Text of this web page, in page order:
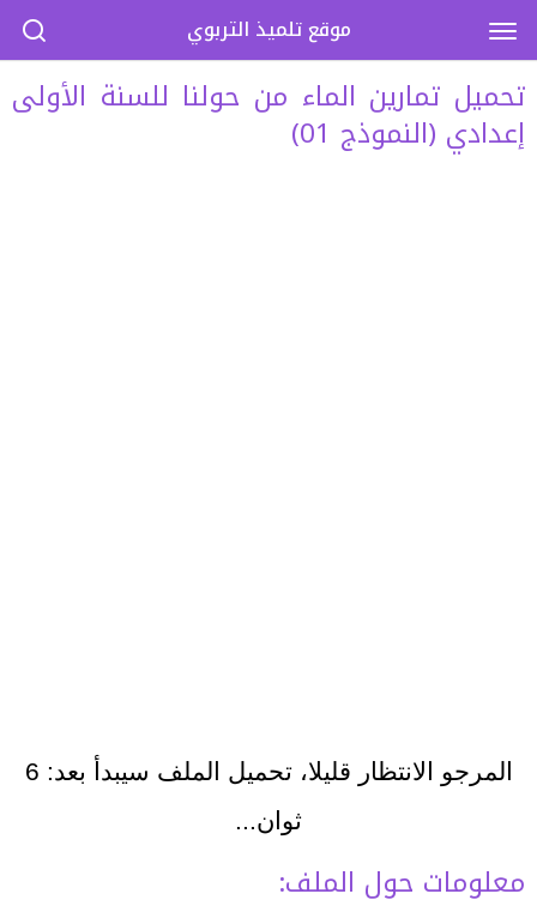
تحميل تمارين الماء من حولنا للسنة الأولى
إعدادي (النموذج 01)
المرجو الانتظار قليلا، تحميل الملف سيبدأ بعد: 6
ثوان...
معلومات حول الملف:
موقع تلميذ التربوي